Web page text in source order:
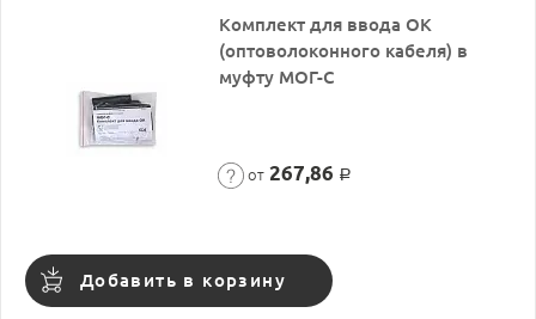
Комплект для ввода ОК
(оптоволоконного кабеля) в
муфту МОГ-С
от 267,86 Р
Добавить в корзину